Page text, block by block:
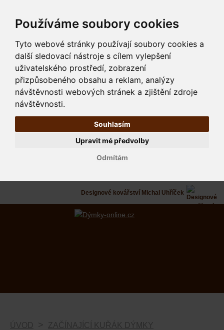
Používáme soubory cookies
Tyto webové stránky používají soubory cookies a
další sledovací nástroje s cílem vylepšení
uživatelského prostředí, zobrazení
přizpůsobeného obsahu a reklam, analýzy
návštěvnosti webových stránek a zjištění zdroje
návštěvnosti.
Souhlasím
Odmítám
Upravit mé předvolby
Designové kovářství Michal Uhříček
ÚVOD
ZAČÍNAJÍCÍ KUŘÁK DÝMKY